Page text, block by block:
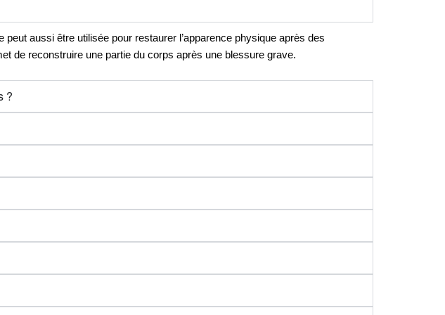
aussi être utilisée pour restaurer l’apparence physique après des
de reconstruire une partie du corps après une blessure grave.
?